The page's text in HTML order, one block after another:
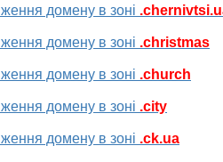
домену в зоні
домену в зоні .christmas
домену в зоні .church
домену в зоні .city
домену в зоні .ck.ua